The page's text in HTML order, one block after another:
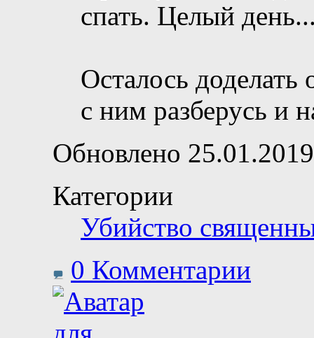
спать. Целый
Осталось доделать
с ним разберусь и
Обновлено
Категории
Убийство
0 Комментарии